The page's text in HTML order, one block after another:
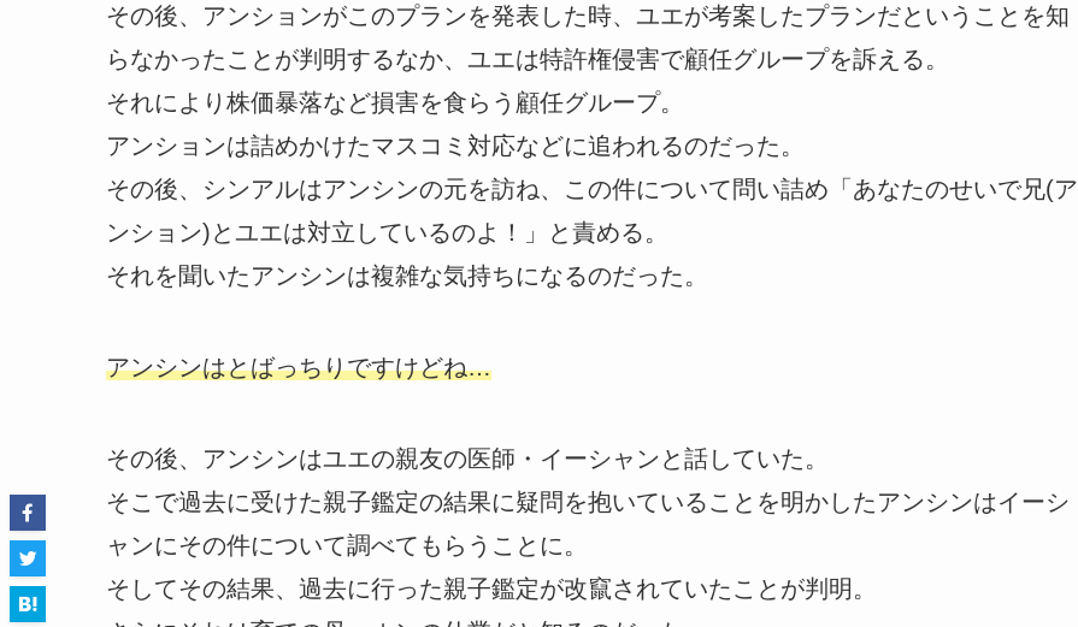
その後、アンションがこのプランを発表した時、ユエが考案したプランだということを知
らなかったことが判明するなか、ユエは特許権侵害で顧任グループを訴える。
それにより株価暴落など損害を食らう顧任グループ。
アンションは詰めかけたマスコミ対応などに追われるのだった。
その後、シンアルはアンシンの元を訪ね、この件について問い詰め「あなたのせいで兄(ア
ンション)とユエは対立しているのよ！」と責める。
それを聞いたアンシンは複雑な気持ちになるのだった。
アンシンはとばっちりですけどね…
その後、アンシンはユエの親友の医師・イーシャンと話していた。
そこで過去に受けた親子鑑定の結果に疑問を抱いていることを明かしたアンシンはイーシ
ャンにその件について調べてもらうことに。
そしてその結果、過去に行った親子鑑定が改竄されていたことが判明。